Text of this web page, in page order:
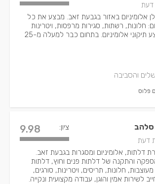
אלומיניום באזור בגבעת זאב. מבצע את כל
חלונות, רשתות, סגירות מרפסות, ויטרינות
ועוד. כמו כן, מבצע תיקוני אלומיניום. בתחום כבר למעלה מ-25
והסביבה
פלוס
סלהב ציון: 9.98
דלתות, אלומיניום ומסגרות בגבעת זאב.
והתקנה של דלתות פנים וחוץ, דלתות
חלונות, תריסים, ויטרינות, סורגים,
לשירות אמין והוגן, עבודה מקצועית ונקייה.